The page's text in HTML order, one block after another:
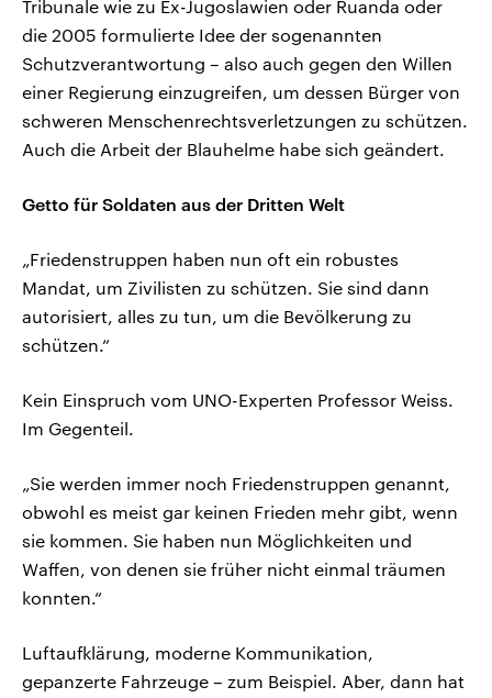
Tribunale wie zu Ex-Jugoslawien oder Ruanda oder
die 2005 formulierte Idee der sogenannten
Schutzverantwortung – also auch gegen den Willen
einer Regierung einzugreifen, um dessen Bürger von
schweren Menschenrechtsverletzungen zu schützen.
Auch die Arbeit der Blauhelme habe sich geändert.
Getto für Soldaten aus der Dritten Welt
„Friedenstruppen haben nun oft ein robustes
Mandat, um Zivilisten zu schützen. Sie sind dann
autorisiert, alles zu tun, um die Bevölkerung zu
schützen.“
Kein Einspruch vom UNO-Experten Professor Weiss.
Im Gegenteil.
„Sie werden immer noch Friedenstruppen genannt,
obwohl es meist gar keinen Frieden mehr gibt, wenn
sie kommen. Sie haben nun Möglichkeiten und
Waffen, von denen sie früher nicht einmal träumen
konnten.“
Luftaufklärung, moderne Kommunikation,
gepanzerte Fahrzeuge – zum Beispiel. Aber, dann hat